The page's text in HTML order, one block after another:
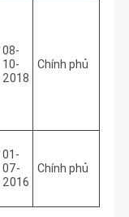
08-
10-
2018
Chính phủ
01-
07-
2016
Chính phủ